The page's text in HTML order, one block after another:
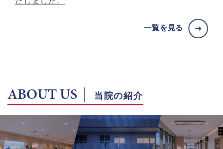
一覧を見る
ABOUT US 当院の紹介